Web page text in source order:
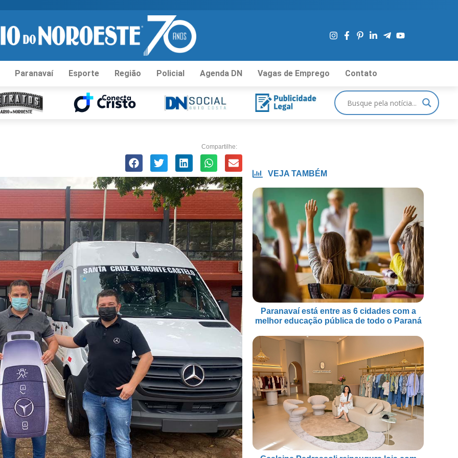
Paranavaí Esporte Região Policial Agenda DN Vagas de Emprego Contato
Compartilhe:
VEJA TAMBÉM
Paranavaí está entre as 6 cidades com a
melhor educação pública de todo o Paraná